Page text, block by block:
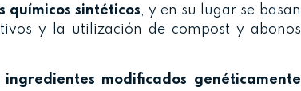
químicos sintéticos, y en su lugar se basan
y la utilización de compost y abonos
ingredientes modificados genéticamente